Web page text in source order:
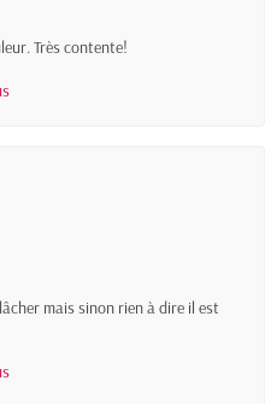
Très contente!
mais sinon rien à dire il est